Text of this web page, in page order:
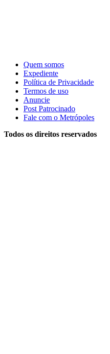
Quem somos
Expediente
Política de Privacidade
Termos de uso
Anuncie
Post Patrocinado
Fale com o Metrópoles
Todos os direitos reservados